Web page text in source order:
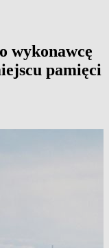
wykonawcę
pamięci